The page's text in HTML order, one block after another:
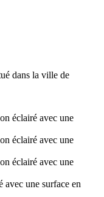
dans la ville de
éclairé avec une
éclairé avec une
éclairé avec une
avec une surface en